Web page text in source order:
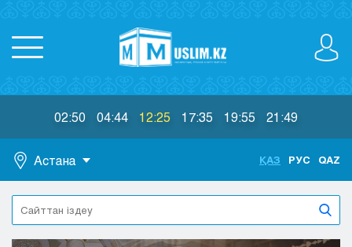
02:50 04:44 12:25 17:35 19:55 21:49
Астана
Астана
Алматы
ҚАЗ РУС QAZ